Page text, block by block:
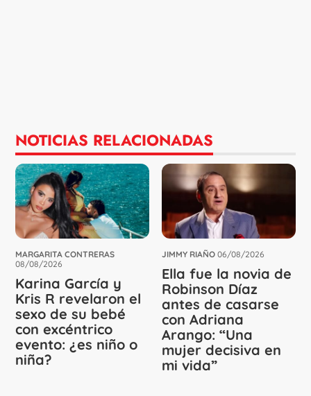
NOTICIAS RELACIONADAS
MARGARITA CONTRERAS
08/08/2026
Karina García y
Kris R revelaron el
sexo de su bebé
con excéntrico
evento: ¿es niño o
niña?
JIMMY RIAÑO 06/08/2026
Ella fue la novia de
Robinson Díaz
antes de casarse
con Adriana
Arango: “Una
mujer decisiva en
mi vida”